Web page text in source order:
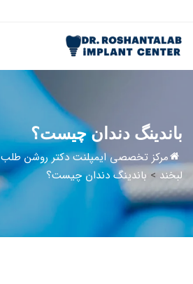
باندینگ دندان چیست؟
مرکز تخصصی ایمپلنت دکتر روشن طلب
لبخند > باندینگ دندان چیست؟